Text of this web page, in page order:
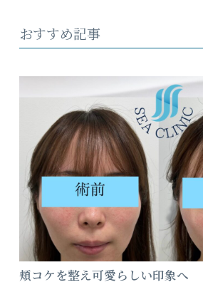
おすすめ記事
頬コケを整え可愛らしい印象へ